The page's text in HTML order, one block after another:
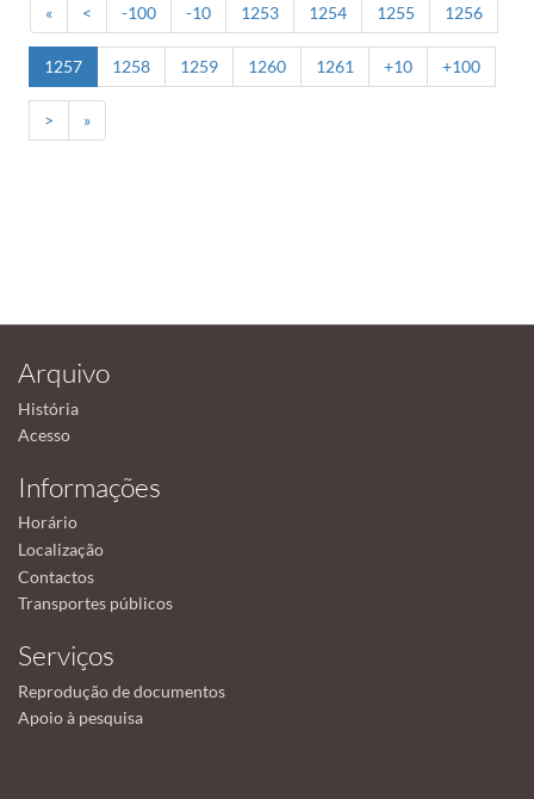
« < -100 -10 1253 1254 1255 1256
1257 1258 1259 1260 1261 +10 +100
> »
Arquivo
História
Acesso
Informações
Horário
Localização
Contactos
Transportes públicos
Serviços
Reprodução de documentos
Apoio à pesquisa